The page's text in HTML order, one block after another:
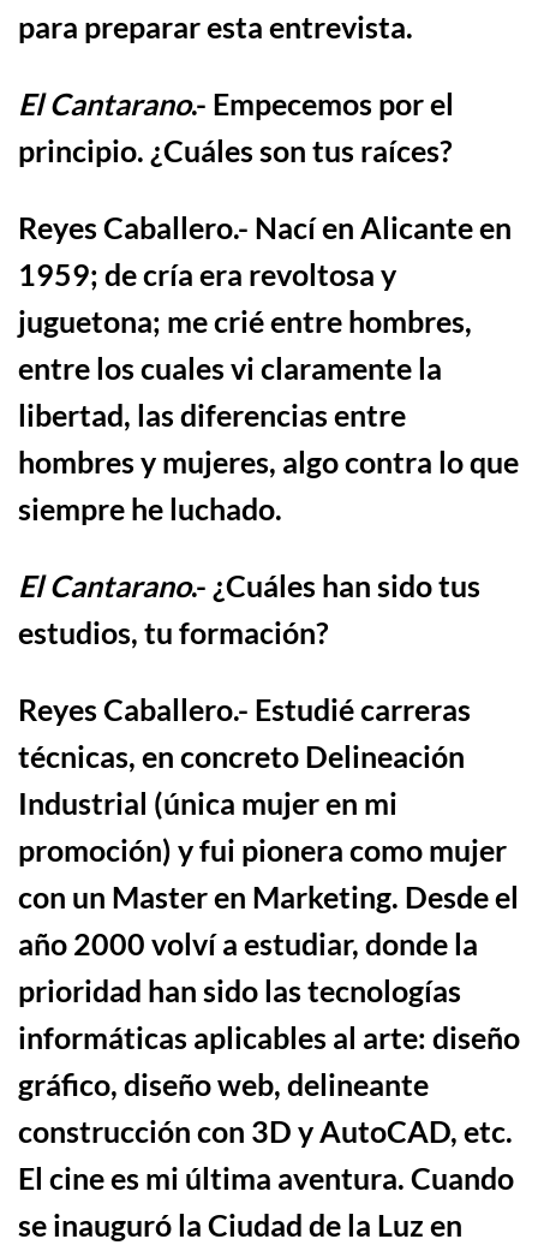
para preparar esta entrevista.
El Cantarano.- Empecemos por el
principio. ¿Cuáles son tus raíces?
Reyes Caballero.- Nací en Alicante en
1959; de cría era revoltosa y
juguetona; me crié entre hombres,
entre los cuales vi claramente la
libertad, las diferencias entre
hombres y mujeres, algo contra lo que
siempre he luchado.
El Cantarano.- ¿Cuáles han sido tus
estudios, tu formación?
Reyes Caballero.- Estudiécarreras
técnicas, en concreto Delineación
Industrial (única mujer en mi
promoción) y fui pionera como mujer
con un Master en Marketing. Desde el
año 2000 volví a estudiar, donde la
prioridad han sido las tecnologías
informáticas aplicables al arte: diseño
gráfico, diseño web, delineante
construcción con 3D y AutoCAD, etc.
El cine es mi última aventura. Cuando
se inauguró la Ciudad de la Luz en